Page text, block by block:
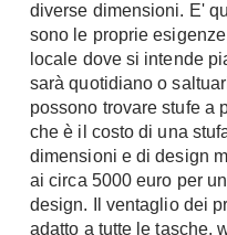
Cabine Armadio
Armadi su misura
Armadi Angolo
I consigli sugli armadi
Camerette
Camerette Ragazzi
diverse dimensioni. E'
sono le proprie
locale dove si intende
sarà quotidiano o
possono trovare stufe a
che è il costo di una
dimensioni e di design
ai circa 5000 euro per
design. Il ventaglio dei
adatto a tutte le tasche.